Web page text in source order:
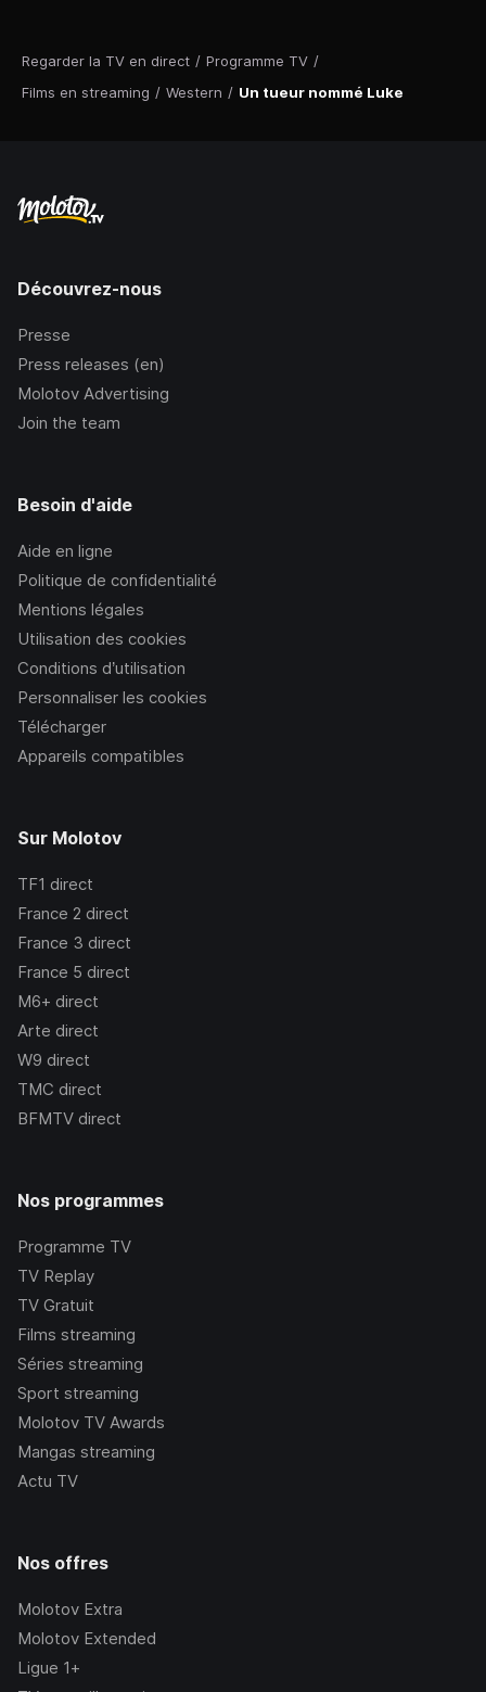
Regarder la TV en direct / Programme TV /
Films en streaming / Western / Un tueur nommé Luke
Découvrez-nous
Presse
Press releases (en)
Molotov Advertising
Join the team
Besoin d'aide
Aide en ligne
Politique de confidentialité
Mentions légales
Utilisation des cookies
Conditions d’utilisation
Personnaliser les cookies
Télécharger
Appareils compatibles
Sur Molotov
TF1 direct
France 2 direct
France 3 direct
France 5 direct
M6+ direct
Arte direct
W9 direct
TMC direct
BFMTV direct
Nos programmes
Programme TV
TV Replay
TV Gratuit
Films streaming
Séries streaming
Sport streaming
Molotov TV Awards
Mangas streaming
Actu TV
Nos offres
Molotov Extra
Molotov Extended
Ligue 1+